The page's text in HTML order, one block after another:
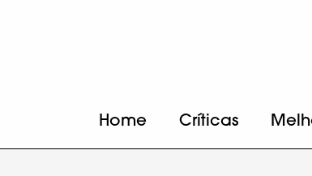
Home Críticas